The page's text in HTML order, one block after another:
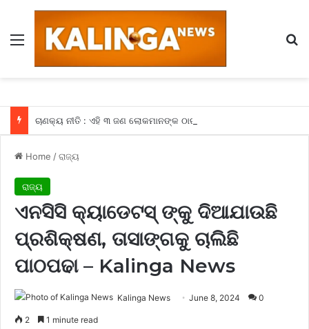
Menu
Home /ରାଜ୍ୟ
ରାଜ୍ୟ
ଏନସିସି କ୍ୟାଡେଟସ୍ ଙ୍କୁ ଦିଆଯାଉଛି
ପ୍ରଶିକ୍ଷଣ, ତାସାଙ୍ଗକୁ ଚାଲିଛି
ପାଠପଢା – Kalinga News
Kalinga News June 8, 2024 0
2 1 minute read